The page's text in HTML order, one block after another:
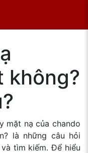
không?
mặt nạ của chando
là những câu hỏi
tìm kiếm. Để hiểu